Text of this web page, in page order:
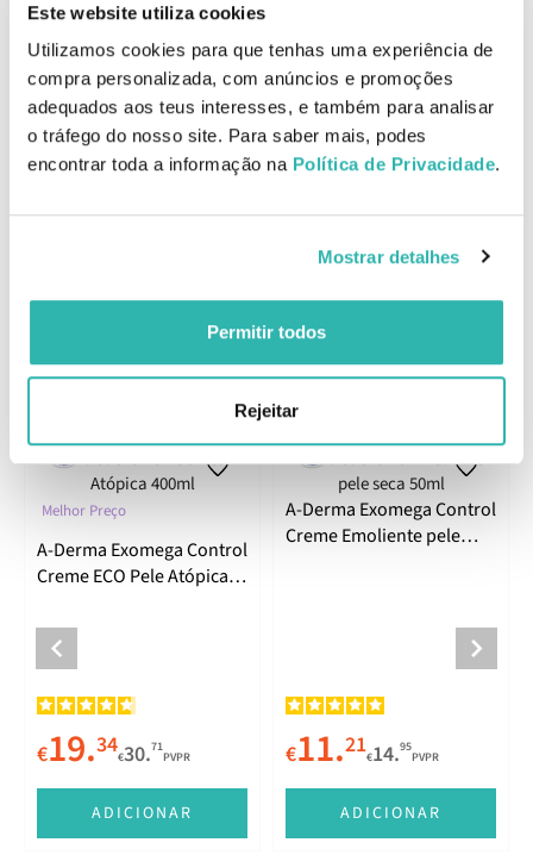
Este website utiliza cookies
Utilizamos cookies para que tenhas uma experiência de
compra personalizada, com anúncios e promoções
adequados aos teus interesses, e também para analisar
o tráfego do nosso site. Para saber mais, podes
encontrar toda a informação na Política de Privacidade.
Mostrar detalhes
Permitir todos
Rejeitar
Primrose) Oil Peg-100 Stearate Polyacrylate-13 Polyisobutene
Polysorbate 20 Sodium Hydroxide Sorbitan Isostearate Tocopherol
Tocopheryl Acetate.
EAN: 3282770149678
Informações de Segurança
Informações de Fabricante
Produtos Relacionados
Melhor Preço
A-Derma Exomega Control
Creme ECO Pele Atópica
€19.34€30.71
PVPR
ADICIONAR
A-Derma Exomega Control
Creme Emoliente pele
€11.21€14.95
PVPR
ADICIONAR